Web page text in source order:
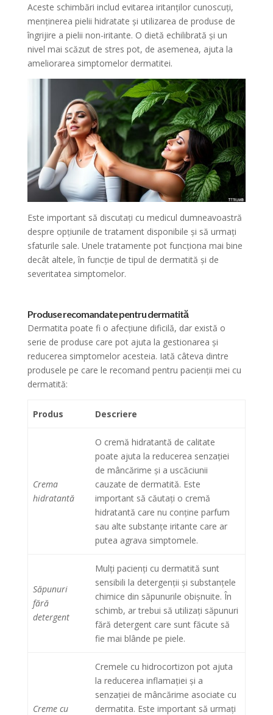
Aceste schimbări includ evitarea iritanților cunoscuți,
menținerea pielii hidratate și utilizarea de produse de
îngrijire a pielii non-iritante. O dietă echilibrată și un
nivel mai scăzut de stres pot, de asemenea, ajuta la
ameliorarea simptomelor dermatitei.
Este important să discutați cu medicul dumneavoastră
despre opțiunile de tratament disponibile și să urmați
sfaturile sale. Unele tratamente pot funcționa mai bine
decât altele, în funcție de tipul de dermatită și de
severitatea simptomelor.
Produse recomandate pentru dermatită
Dermatita poate fi o afecțiune dificilă, dar există o
serie de produse care pot ajuta la gestionarea și
reducerea simptomelor acesteia. Iată câteva dintre
produsele pe care le recomand pentru pacienții mei cu
dermatită:
Produs Descriere
Crema
hidratantă
O cremă hidratantă de calitate
poate ajuta la reducerea senzației
de mâncărime și a uscăciunii
cauzate de dermatită. Este
important să căutați o cremă
hidratantă care nu conține parfum
sau alte substanțe iritante care ar
putea agrava simptomele.
Săpunuri
fără
detergent
Mulți pacienți cu dermatită sunt
sensibili la detergenții și substanțele
chimice din săpunurile obișnuite. În
schimb, ar trebui să utilizați săpunuri
fără detergent care sunt făcute să
fie mai blânde pe piele.
Creme cu
Cremele cu hidrocortizon pot ajuta
la reducerea inflamației și a
senzației de mâncărime asociate cu
dermatita. Este important să urmați